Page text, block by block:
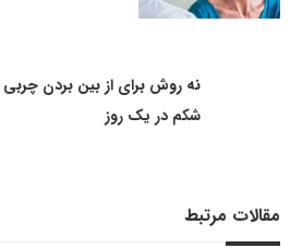
نه روش برای از بین بردن چربی
شکم در یک روز
مقالات مرتبط